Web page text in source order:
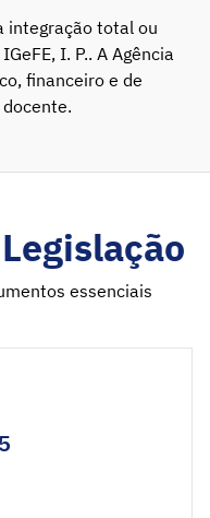
integração total ou
I. P.. A Agência
financeiro e de
essenciais